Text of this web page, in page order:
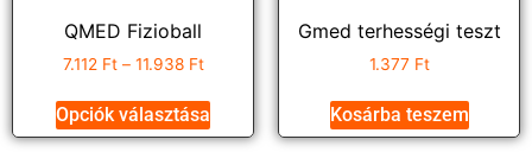
QMED Fizioball
7.112 Ft – 11.938 Ft
Opciók választása
Gmed terhességi teszt
1.377 Ft
Kosárba teszem